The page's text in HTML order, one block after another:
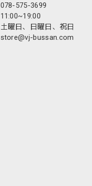
078-575-3699
11:00~19:00
土曜日、日曜日、祝日
store@vj-bussan.com